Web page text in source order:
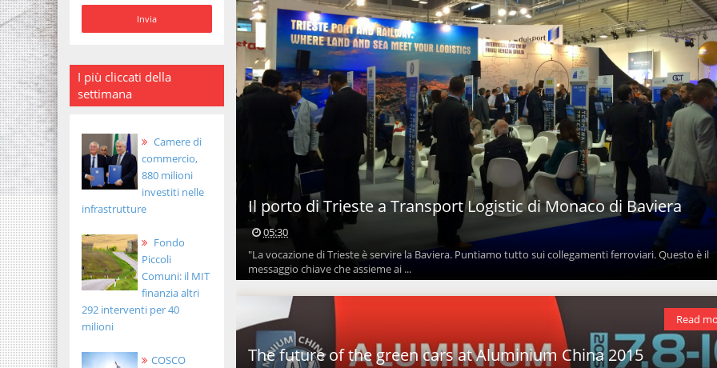
I più cliccati della
settimana
Camere di
commercio,
880 milioni
investiti nelle
infrastrutture
Fondo
Piccoli
Comuni: il MIT
finanzia altri
292 interventi per 40
milioni
COSCO
Il porto di Trieste a Transport Logistic di Monaco di Baviera
05:30
"La vocazione di Trieste è servire la Baviera. Puntiamo tutto sui collegamenti ferroviari. Questo è il
messaggio chiave che assieme ai ...
The future of the green cars at Aluminium China 2015
Read